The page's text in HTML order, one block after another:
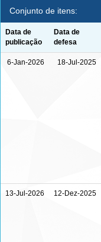
Conjunto de itens:
Data de
publicação
Data de
defesa
6-Jan-2026 18-Jul-2025
13-Jul-2026 12-Dez-2025